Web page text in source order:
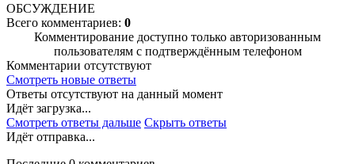
ОБСУЖДЕНИЕ
Всего комментариев: 0
Комментирование доступно только авторизованным
пользователям с подтверждённым телефоном
Комментарии отсутствуют
Смотреть новые ответы
Ответы отсутствуют на данный момент
Идёт загрузка...
Смотреть ответы дальше Скрыть ответы
Идёт отправка...